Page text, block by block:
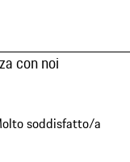
con noi
soddisfatto/a